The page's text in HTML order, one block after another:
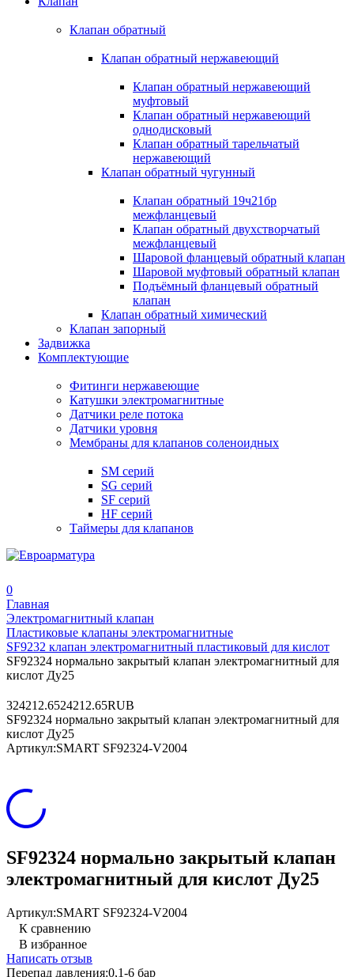
Клапан обратный
Клапан обратный нержавеющий
Клапан обратный нержавеющий
муфтовый
Клапан обратный нержавеющий
однодисковый
Клапан обратный тарельчатый
нержавеющий
Клапан обратный чугунный
Клапан обратный 19ч21бр
межфланцевый
Клапан обратный двухстворчатый
межфланцевый
Шаровой фланцевый обратный клапан
Шаровой муфтовый обратный клапан
Подъёмный фланцевый обратный
клапан
Клапан обратный химический
Клапан запорный
Задвижка
Комплектующие
Фитинги нержавеющие
Катушки электромагнитные
Датчики реле потока
Датчики уровня
Мембраны для клапанов соленоидных
SM серий
SG серий
SF серий
HF серий
Таймеры для клапанов
0
Главная
Электромагнитный клапан
Пластиковые клапаны электромагнитные
SF9232 клапан электромагнитный пластиковый для кислот
SF92324 нормально закрытый клапан электромагнитный для
кислот Ду25
324212.6524212.65RUB
SF92324 нормально закрытый клапан электромагнитный для
кислот Ду25
Артикул:SMART SF92324-V2004
SF92324 нормально закрытый клапан
электромагнитный для кислот Ду25
Артикул:SMART SF92324-V2004
К сравнению
В избранное
Написать отзыв
Перепад давления:0,1-6 бар